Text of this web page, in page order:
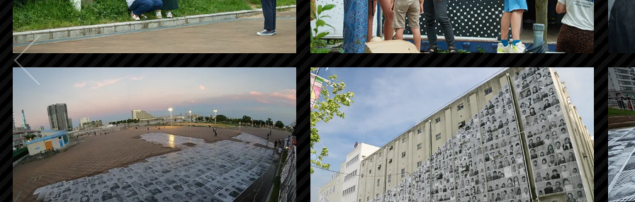
Inside Out Projectにつ
「Inside Out」の生みの親
日程・場所
画像をダウンロードする